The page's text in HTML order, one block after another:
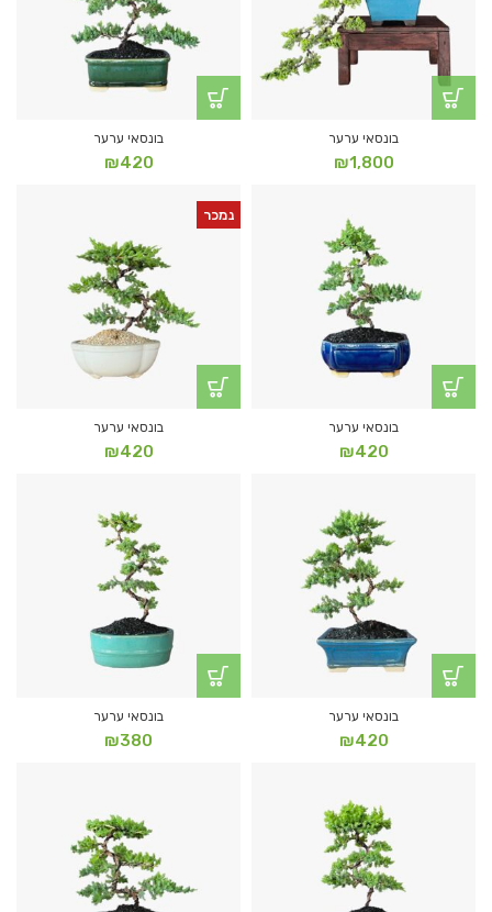
בונסאי ערער
₪1,800
בונסאי ערער
₪420
בונסאי ערער
₪420
נמכר
בונסאי ערער
₪420
בונסאי ערער
₪420
בונסאי ערער
₪380